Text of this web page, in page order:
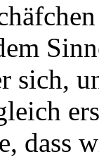
sich,
dass